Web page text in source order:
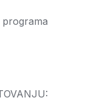
programa